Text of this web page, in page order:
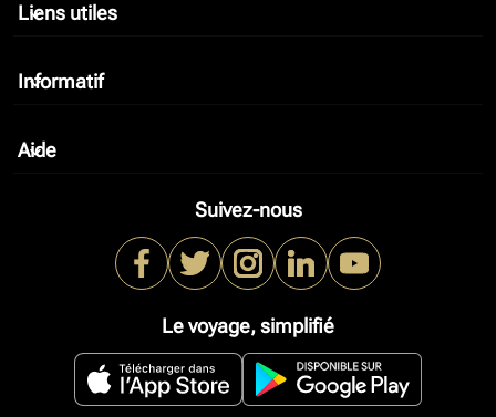
Liens utiles
keyboard_arrow_down
Informatif
keyboard_arrow_down
Aide
keyboard_arrow_down
Suivez-nous
Le voyage, simplifié